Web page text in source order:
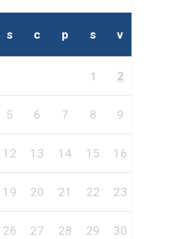
s c p s v
1 2
5 6 7 8 9
12 13 14 15 16
19 20 21 22 23
26 27 28 29 30